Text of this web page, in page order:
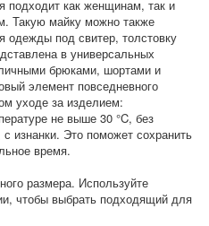
подходит как женщинам, так и
Такую майку можно также
одежды под свитер, толстовку
в универсальных
брюками, шортами и
элемент повседневного
уходе за изделием:
не выше 30 °C, без
изнанки. Это поможет сохранить
время.
размера. Используйте
чтобы выбрать подходящий для